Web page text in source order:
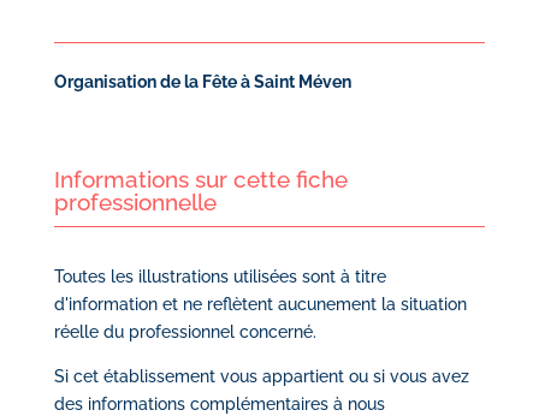
Organisation de la Fête à Saint Méven
Informations sur cette fiche
professionnelle
Toutes les illustrations utilisées sont à titre
d'information et ne reflètent aucunement la situation
réelle du professionnel concerné.
Si cet établissement vous appartient ou si vous avez
des informations complémentaires à nous